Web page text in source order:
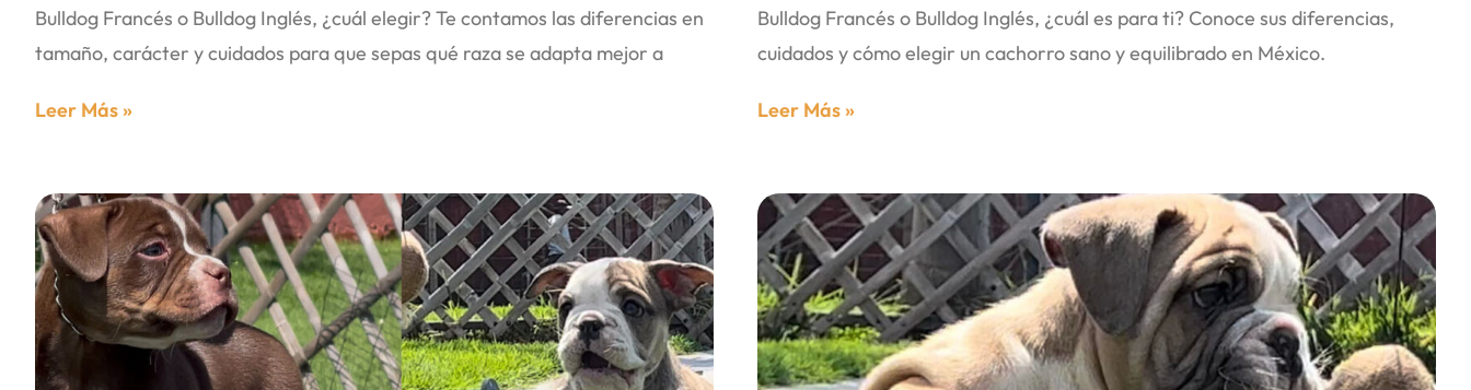
Bulldog Francés o Bulldog Inglés, ¿cuál elegir? Te contamos las diferencias en
tamaño, carácter y cuidados para que sepas qué raza se adapta mejor a
Leer Más »
Bulldog Francés o Bulldog Inglés, ¿cuál es para ti? Conoce sus diferencias,
cuidados y cómo elegir un cachorro sano y equilibrado en México.
Leer Más »